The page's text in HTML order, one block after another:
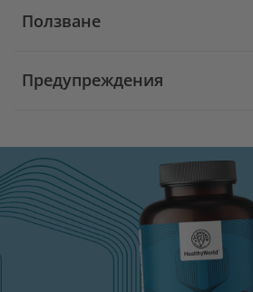
Ползване
Предупреждения